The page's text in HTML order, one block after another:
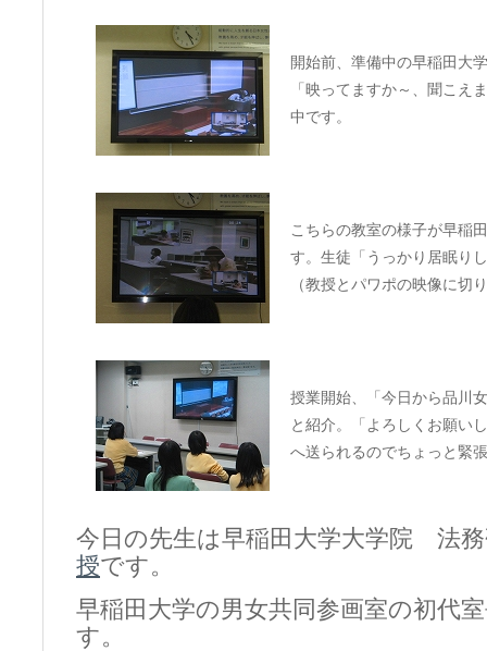
開始前、準備中の早稲田大
「映ってますか～、聞こえ
中です。
こちらの教室の様子が早稲
す。生徒「うっかり居眠り
（教授とパワポの映像に切
授業開始、「今日から品川
と紹介。「よろしくお願い
へ送られるのでちょっと緊
今日の先生は早稲田大学大学院 法
授です。
早稲田大学の男女共同参画室の初代
す。